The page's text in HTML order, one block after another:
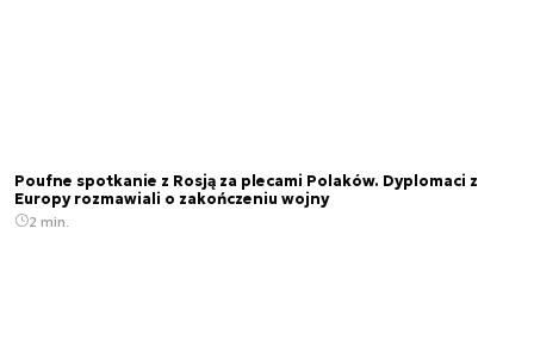
Poufne spotkanie z Rosją za plecami Polaków. Dyplomaci z
Europy rozmawiali o zakończeniu wojny
2 min.